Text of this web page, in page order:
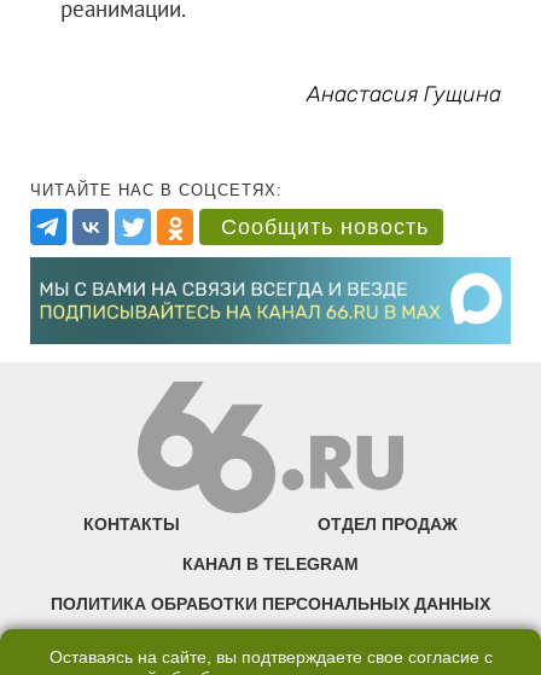
реанимации.
Анастасия Гущина
ЧИТАЙТЕ НАС В СОЦСЕТЯХ:
Сообщить новость
КОНТАКТЫ ОТДЕЛ ПРОДАЖ
КАНАЛ В TELEGRAM
ПОЛИТИКА ОБРАБОТКИ ПЕРСОНАЛЬНЫХ ДАННЫХ
Оставаясь на сайте, вы подтверждаете свое согласие с